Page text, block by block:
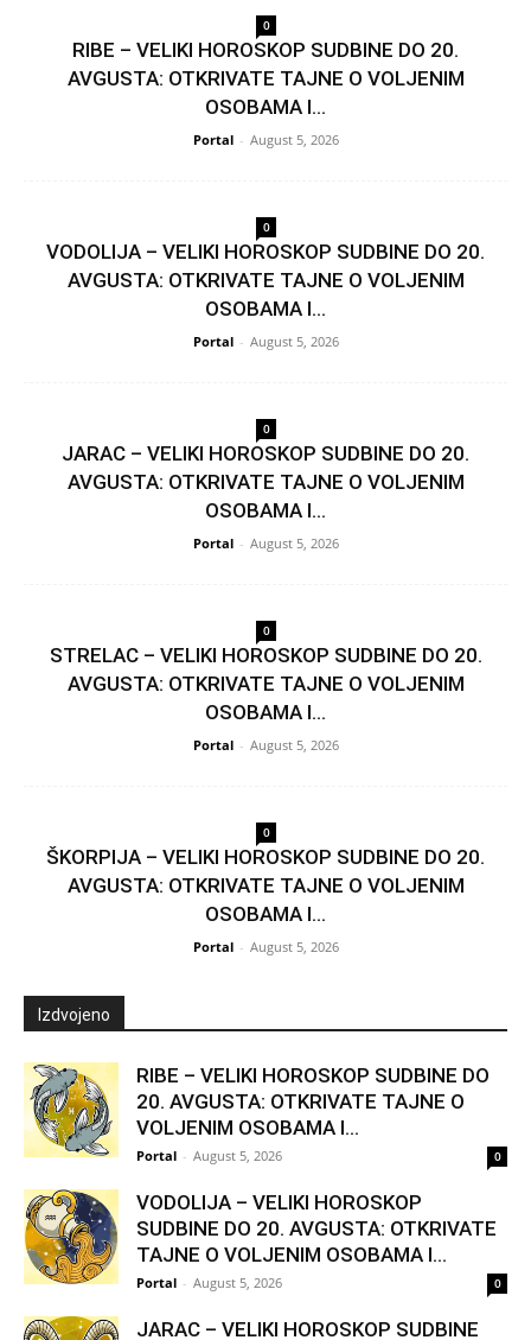
0
RIBE – VELIKI HOROSKOP SUDBINE DO 20.
AVGUSTA: OTKRIVATE TAJNE O VOLJENIM
OSOBAMA I...
Portal - August 5, 2026
0
VODOLIJA – VELIKI HOROSKOP SUDBINE DO 20.
AVGUSTA: OTKRIVATE TAJNE O VOLJENIM
OSOBAMA I...
Portal - August 5, 2026
0
JARAC – VELIKI HOROSKOP SUDBINE DO 20.
AVGUSTA: OTKRIVATE TAJNE O VOLJENIM
OSOBAMA I...
Portal - August 5, 2026
0
STRELAC – VELIKI HOROSKOP SUDBINE DO 20.
AVGUSTA: OTKRIVATE TAJNE O VOLJENIM
OSOBAMA I...
Portal - August 5, 2026
0
ŠKORPIJA – VELIKI HOROSKOP SUDBINE DO 20.
AVGUSTA: OTKRIVATE TAJNE O VOLJENIM
OSOBAMA I...
Portal - August 5, 2026
Izdvojeno
RIBE – VELIKI HOROSKOP SUDBINE DO
20. AVGUSTA: OTKRIVATE TAJNE O
VOLJENIM OSOBAMA I...
Portal - August 5, 2026 0
VODOLIJA – VELIKI HOROSKOP
SUDBINE DO 20. AVGUSTA: OTKRIVATE
TAJNE O VOLJENIM OSOBAMA I...
Portal - August 5, 2026 0
JARAC – VELIKI HOROSKOP SUDBINE